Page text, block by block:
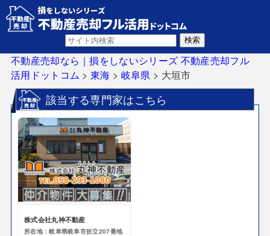
不動産売却なら｜損をしないシリーズ 不動産売却フル
活用ドットコム >東海 > 岐阜県 > 大垣市
該当する専門家はこちら
株式会社丸神不動産
所在地：岐阜県岐阜市折立207番地